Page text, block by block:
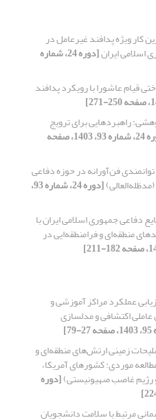
کار ویژه‌ پدافند غیرعامل در
اسلامی ایران [دوره 24، شماره
قیام عاشورابا رویکرد پدافند
راهبردهایی برای ترویج
[دوره 24، شماره 93، 1403، صفحه
توانمندی فن‌آورانه در حوزه دفاعی
[دوره 24، شماره 93،
دفاعی جمهوری اسلامی ایران با
منطقه‌ای و فرامنطقه‌ایی در
عملکرد مراکز آموزشی و
اکتشافی و مدلسازی
زمینی ارتش‌های منطقه‌ای و
موردی: کشورهای آمریکا،
رژیم غاصب صهیونیستی)[دوره
مرتبط با سلامت دانشجویان